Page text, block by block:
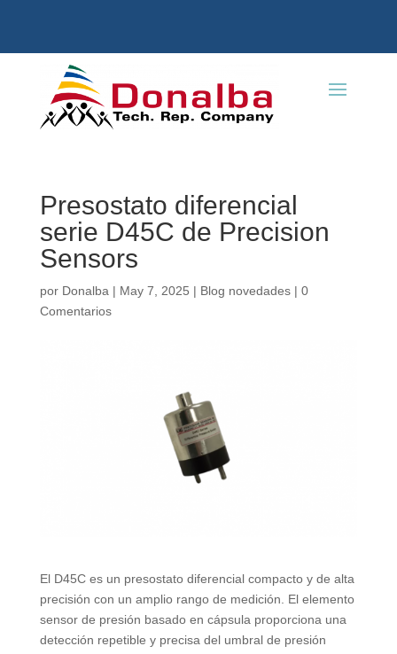
Presostato diferencial
serie D45C de Precision
Sensors
por Donalba | May 7, 2025 | Blog novedades| 0
Comentarios
El D45C es un presostato diferencial compacto y de alta
precisión con un amplio rango de medición. El elemento
sensor de presión basado en cápsula proporciona una
detección repetible y precisa del umbral de presión